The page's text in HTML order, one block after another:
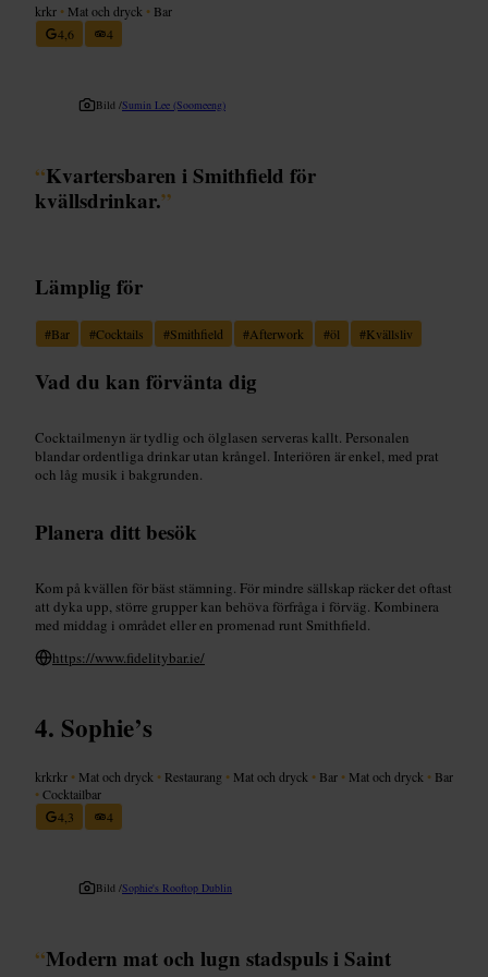
krkr • Mat och dryck • Bar
4,6
4
Bild /Sumin Lee (Soomeeng)
“Kvartersbaren i Smithfield för
kvällsdrinkar.”
Lämplig för
#Bar #Cocktails #Smithfield #Afterwork #öl #Kvällsliv
Vad du kan förvänta dig
Cocktailmenyn är tydlig och ölglasen serveras kallt. Personalen
blandar ordentliga drinkar utan krångel. Interiören är enkel, med prat
och låg musik i bakgrunden.
Planera ditt besök
Kom på kvällen för bäst stämning. För mindre sällskap räcker det oftast
att dyka upp, större grupper kan behöva förfråga i förväg. Kombinera
med middag i området eller en promenad runt Smithfield.
https://www.fidelitybar.ie/
Sophie’s
krkrkr • Mat och dryck • Restaurang • Mat och dryck • Bar • Mat och dryck • Bar
•Cocktailbar
4,3
4
Bild /Sophie's Rooftop Dublin
“Modern mat och lugn stadspuls i Saint